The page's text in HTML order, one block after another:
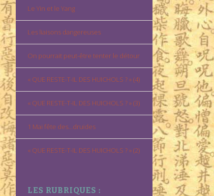
Le Yin et le Yang
Les liaisons dangereuses
On pourrait peut-être tenter le détour
« QUE RESTE-T-IL DES HUICHOLS ? » (4)
« QUE RESTE-T-IL DES HUICHOLS ? » (3)
1 Mai fête des…druides
« QUE RESTE-T-IL DES HUICHOLS ? » (2)
LES RUBRIQUES :